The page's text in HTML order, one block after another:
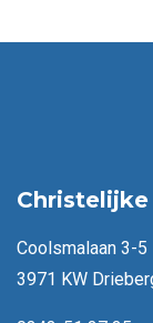
Coolsmalaan 3-5
3971 KW